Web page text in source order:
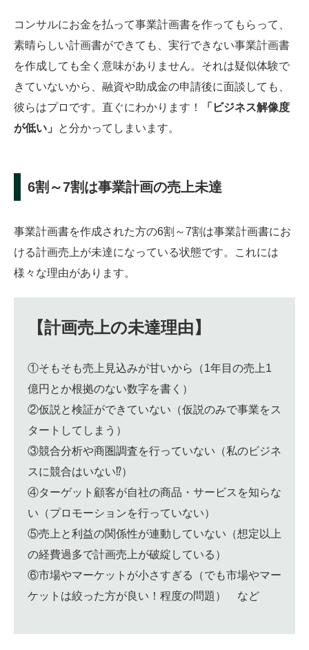
コンサルにお金を払って事業計画書を作ってもらって、
素晴らしい計画書ができても、実行できない事業計画書
を作成しても全く意味がありません。それは疑似体験で
きていないから、融資や助成金の申請後に面談しても、
彼らはプロです。直ぐにわかります！
「ビジネス解像度
が低い」
と分かってしまいます。
6割～7割は事業計画の売上未達
事業計画書を作成された方の6割～7割は事業計画書にお
ける計画売上が未達になっている状態です。これには
様々な理由があります。
【計画売上の未達理由】
①そもそも売上見込みが甘いから（1年目の売上1
億円とか根拠のない数字を書く）
②仮説と検証ができていない（仮説のみで事業をス
タートしてしまう）
③競合分析や商圏調査を行っていない（私のビジネ
スに競合はいない⁉）
④ターゲット顧客が自社の商品・サービスを知らな
い（プロモーションを行っていない）
⑤売上と利益の関係性が連動していない（想定以上
の経費過多で計画売上が破綻している）
⑥市場やマーケットが小さすぎる（でも市場やマー
ケットは絞った方が良い！程度の問題） など